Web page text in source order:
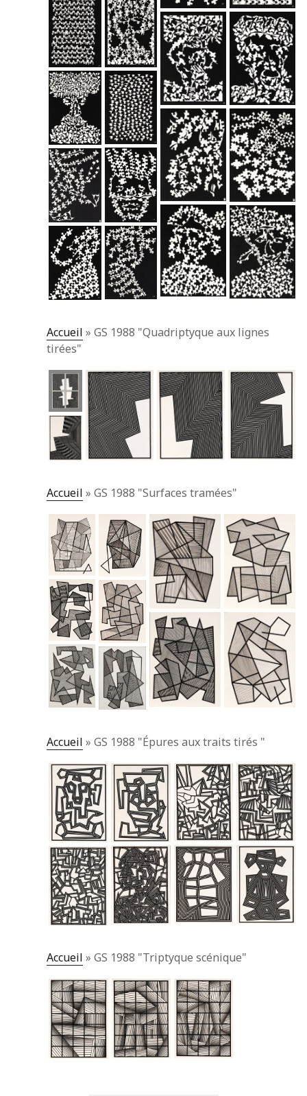
Accueil »GS 1988 "Quadriptyque aux lignes
tirées"
Accueil »GS 1988 "Surfaces tramées"
Accueil »GS 1988 "Épures aux traits tirés "
Accueil »GS 1988 "Triptyque scénique"